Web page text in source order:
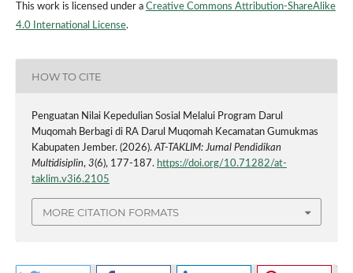
This work is licensed under a Creative Commons Attribution-ShareAlike
4.0 International License.
HOW TO CITE
Penguatan Nilai Kepedulian Sosial Melalui Program Darul
Muqomah Berbagi di RA Darul Muqomah Kecamatan Gumukmas
Kabupaten Jember. (2026).AT-TAKLIM: Jurnal Pendidikan
Multidisiplin, 3(6), 177-187. https://doi.org/10.71282/at-
taklim.v3i6.2105
MORE CITATION FORMATS